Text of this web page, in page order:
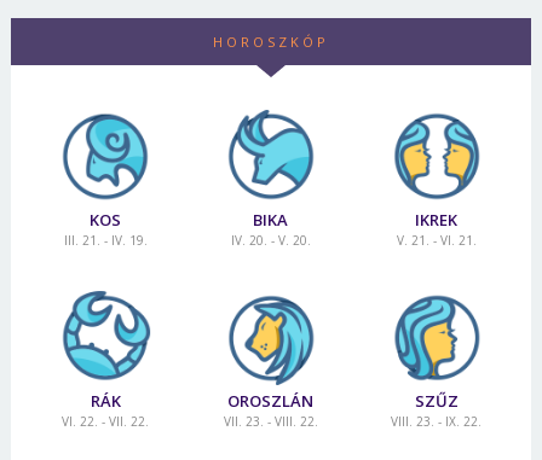
HOROSZKÓP
KOS
III. 21. - IV. 19.
BIKA
IV. 20. - V. 20.
IKREK
V. 21. - VI. 21.
RÁK
VI. 22. - VII. 22.
OROSZLÁN
VII. 23. - VIII. 22.
SZŰZ
VIII. 23. - IX. 22.